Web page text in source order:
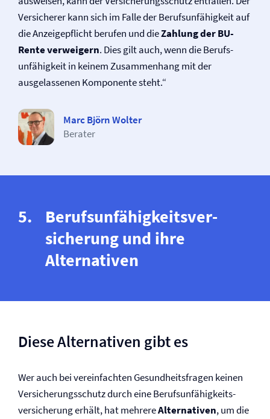
Versicherer kann sich im Falle der Berufs­unfähig­keit auf
die Anzeigepflicht berufen und dieZahlung der BU-
Rente verweigern. Dies gilt auch, wenn die Berufs­
unfähigkeit in keinem Zusammen­hang mit der
ausgelassenen Komponente steht.“
Marc Björn Wolter
Berater
Berufs­un­fähig­keits­ver­
siche­rung und ihre
Alternativen
Diese Alternativen gibt es
Wer auch bei vereinfachten Ge­sund­heits­fragen keinen
Versicherungs­schutz durch eine Berufs­unfähigkeits­
versicherung erhält, hat mehrereAlternativen, um die